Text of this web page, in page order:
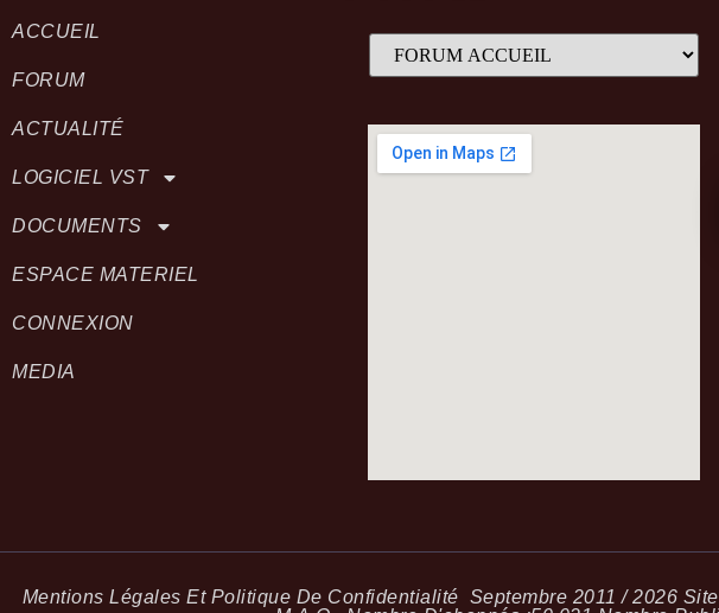
ACCUEIL
FORUM
ACTUALITÉ
LOGICIEL VST
DOCUMENTS
ESPACE MATERIEL
CONNEXION
MEDIA
Mentions Légales Et Politique De Confidentialité Septembre 2011 / 2026